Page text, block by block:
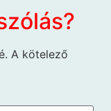
A kötelező